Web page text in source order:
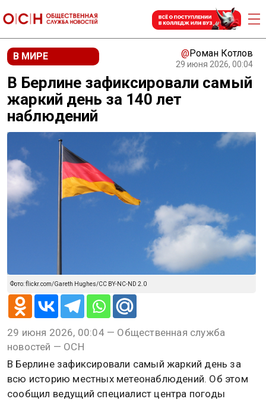
В МИРЕ @Роман Котлов
29 июня 2026, 00:04
В Берлине зафиксировали самый
жаркий день за 140 лет
наблюдений
Фото: flickr.com/Gareth Hughes/CC BY-NC-ND 2.0
29 июня 2026, 00:04 — Общественная служба
новостей — ОСН
В Берлине зафиксировали самый жаркий день за
всю историю местных метеонаблюдений. Об этом
сообщил ведущий специалист центра погоды